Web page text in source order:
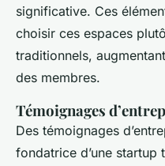
significative. Ces
choisir ces espaces
traditionnels,
des membres.
Témoignages
Des témoignages
fondatrice d’une